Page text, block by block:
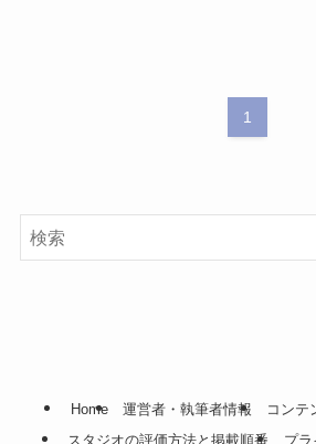
1
Home 運営者・執筆者情報
コンテ
スタジオの評価方法と掲載順番
プ